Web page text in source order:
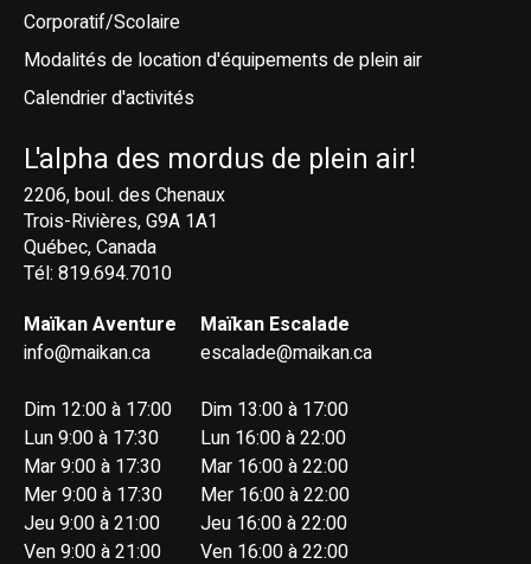
Corporatif/Scolaire
Modalités de location d'équipements de plein air
Calendrier d'activités
L'alpha des mordus de plein air!
2206, boul. des Chenaux
Trois-Rivières, G9A 1A1
Québec, Canada
Tél: 819.694.7010
Maïkan Aventure
info@maikan.ca
Dim 12:00 à 17:00
Lun 9:00 à 17:30
Mar 9:00 à 17:30
Mer 9:00 à 17:30
Jeu 9:00 à 21:00
Ven 9:00 à 21:00
Maïkan Escalade
escalade@maikan.ca
Dim 13:00 à 17:00
Lun 16:00 à 22:00
Mar 16:00 à 22:00
Mer 16:00 à 22:00
Jeu 16:00 à 22:00
Ven 16:00 à 22:00